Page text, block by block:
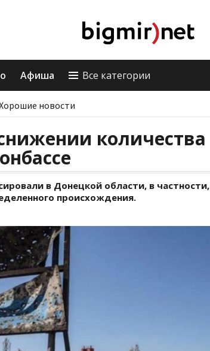
Афиша Все категории
новости
количества
в Донецкой области, в частности,
происхождения.